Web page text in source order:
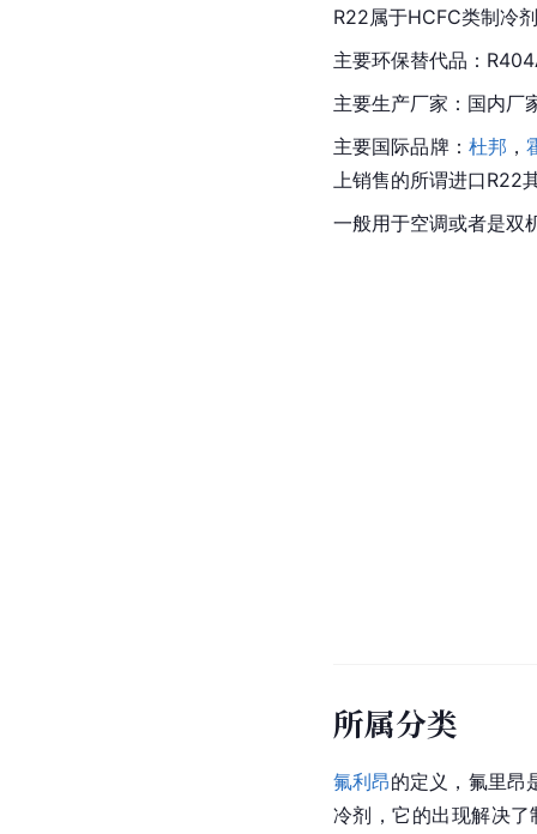
R22属于HCFC类制冷
主要环保替代品 ：
主要生产厂家：国内厂
主要国际品牌： 杜邦 ，
上销售的所谓进口R22
一般用于空调或者是双
所属分类
氟利昂的定义， 氟里昂
冷剂，它的出现解决